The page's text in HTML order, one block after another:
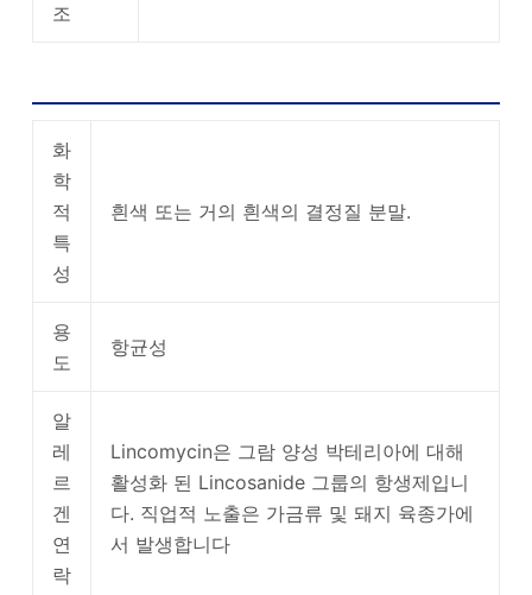
조
화
학
적
특
성
흰색 또는 거의 흰색의 결정질 분말.
용
도
항균성
알
레
르
겐
연
락
Lincomycin은 그람 양성 박테리아에 대해
활성화 된 Lincosanide 그룹의 항생제입니
다. 직업적 노출은 가금류 및 돼지 육종가에
서 발생합니다